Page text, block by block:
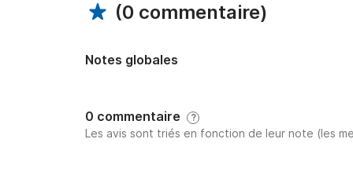
v Profitez d'une baignade, si le temps le
v Assurance
(0 commentaire)
Notes globales
0 commentaire ?
Les avis sont triés en fonction de leur note (les